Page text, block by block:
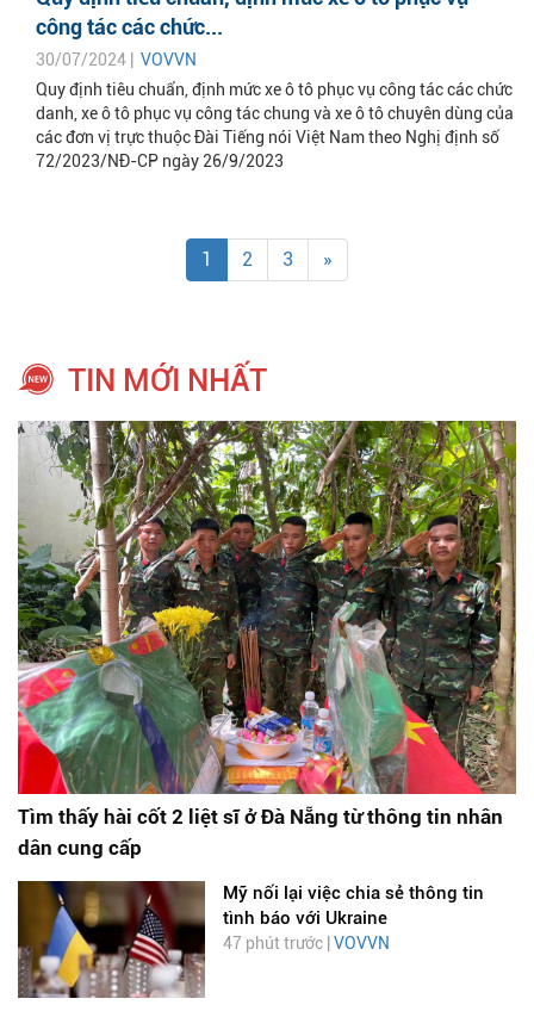
công tác các chức...
30/07/2024 | VOVVN
Quy định tiêu chuẩn, định mức xe ô tô phục vụ công tác các chức
danh, xe ô tô phục vụ công tác chung và xe ô tô chuyên dùng của
các đơn vị trực thuộc Đài Tiếng nói Việt Nam theo Nghị định số
72/2023/NĐ-CP ngày 26/9/2023
1 2 3 »
TIN MỚI NHẤT
Tìm thấy hài cốt 2 liệt sĩ ở Đà Nẵng từ thông tin nhân
dân cung cấp
Mỹ nối lại việc chia sẻ thông tin
tình báo với Ukraine
47 phút trước | VOVVN